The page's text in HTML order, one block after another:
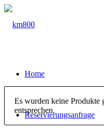
Home
Reservierungsanfrage
Es wurden keine Produkte
entsprechen.